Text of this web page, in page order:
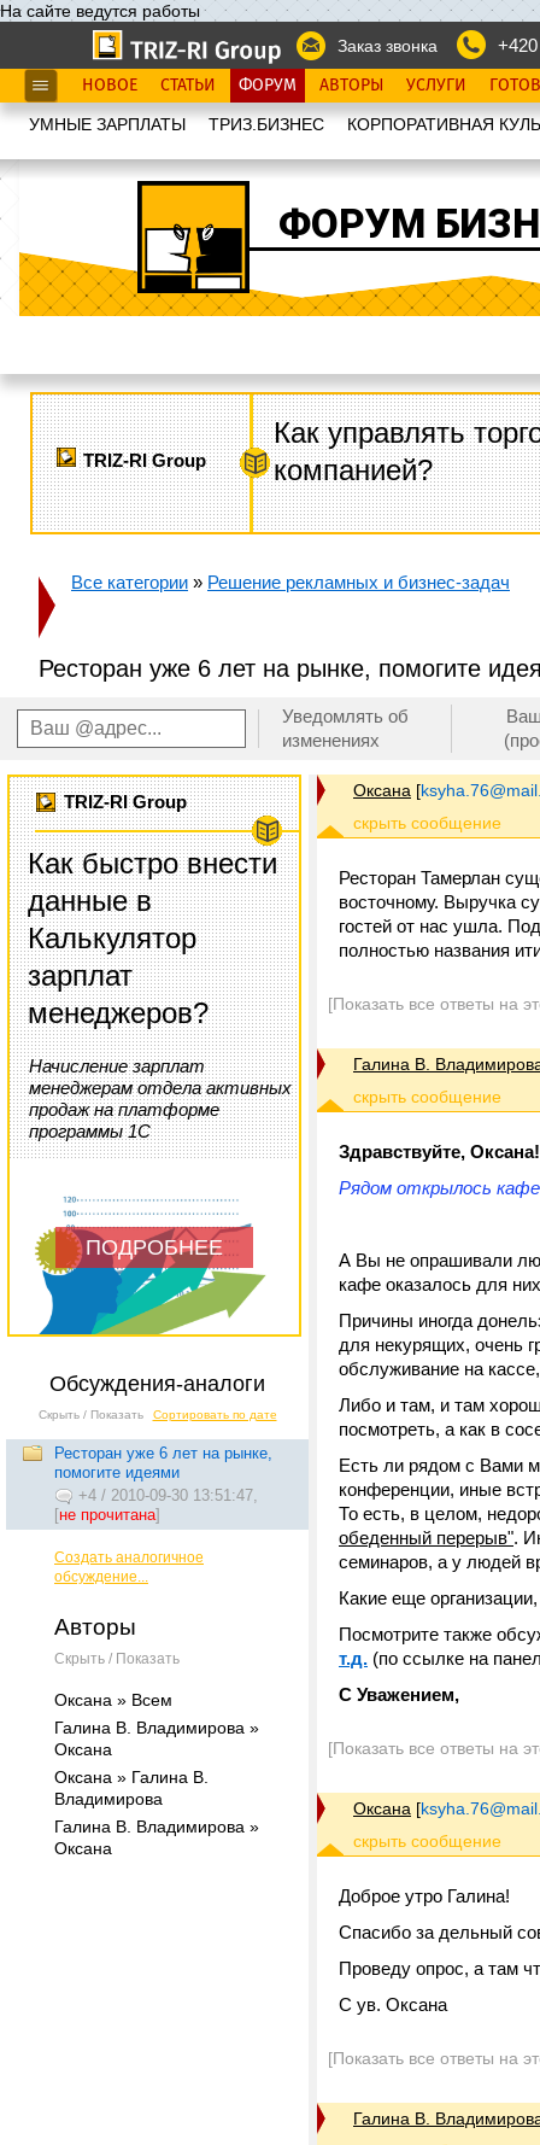
На сайте ведутся работы
Заказ звонка
НОВОЕ СТАТЬИ ФОРУМ АВТОРЫ УСЛУГИ
УМНЫЕ ЗАРПЛАТЫ ТРИЗ.БИЗНЕС КОРПОРАТИВНАЯ
ФОРУМ
TRIZ-RI Group
Как управлять
компанией?
Все категории » Решение рекламных и бизнес-задач
Ресторан уже 6 лет на рынке, помогите
Уведомлять об
изменениях
TRIZ-RI Group
Как быстро внести
данные в
Калькулятор
зарплат
менеджеров?
Начисление зарплат
менеджерам отдела активных
продаж на платформе
программы 1С
ПОДРОБНЕЕ
Обсуждения-аналоги
Скрыть / Показать Сортировать по дате
Ресторан уже 6 лет на рынке,
помогите идеями
+4 / 2010-09-30 13:51:47,
[не прочитана]
Создать аналогичное
обсуждение...
Авторы
Скрыть / Показать
Оксана » Всем
Галина В. Владимирова »
Оксана
Оксана » Галина В.
Владимирова
Галина В. Владимирова »
Оксана
Оксана [
Ресторан Тамерлан
восточному. Выручка
гостей от нас ушла.
полностью названия
[Показать все ответы на
Галина В.
Здравствуйте, Оксана!
Рядом открылось
А Вы не опрашивали
кафе оказалось для
Причины иногда
для некурящих, очень
обслуживание на
Либо и там, и там
посмотреть, а как в
Есть ли рядом с Вами
конференции, иные
То есть, в целом,
обеденный перерыв".
семинаров, а у людей
Какие еще
Посмотрите также
т.д. (по ссылке на
С Уважением,
[Показать все ответы на
Оксана [
Доброе утро Галина!
Спасибо за дельный
Проведу опрос, а там
С ув. Оксана
[Показать все ответы на
Галина В.